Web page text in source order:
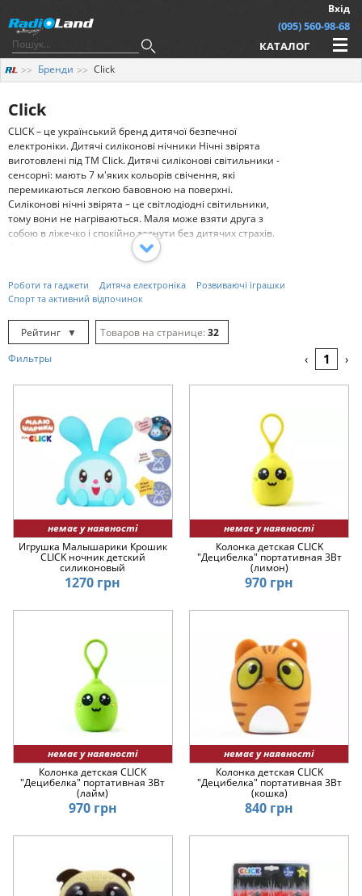
Вхід
(095) 560-98-68
КАТАЛОГ
Бренди Click
Click
CLICK – це український бренд дитячої безпечної
електроніки. Дитячі силіконові нічники Нічні звірята
виготовлені під ТМ Click. Дитячі силіконові світильники -
сенсорні: мають 7 м'яких кольорів свічення, які
перемикаються легкою бавовною на поверхні.
Силіконові нічні звірята – це світлодіодні світильники,
тому вони не нагріваються. Маля може взяти друга з
собою в ліжечко і спокійно заснути без дитячих страхів.
Дитячий нічник - бездротовий, із вбудованим
акумулятором. Заряду вистачить на 20 годин, тобто десь
м'якого силікону без шкідливих речовин, тому ніжний на
дотик м'який силіконовий нічничок можна тиснути,
розтягувати та кусати тим, у кого ріжуться перші зубки!
Насадку, що забруднилася, можна легко зняти зі
машинці.
Роботи та гаджети Дитяча електроніка
Розвиваючі іграшки
Спорт та активний відпочинок
Рейтинг
▼
Рейтинг
Ціна ▲
32
Фильтры ‹ 1 ›
немає у наявності
Игрушка Малышарики Крошик
CLICK ночник детский
силиконовый
1270 грн
немає у наявності
Колонка детская CLICK
"Децибелка" портативная 3Вт
(лимон)
970 грн
немає у наявності
Колонка детская CLICK
"Децибелка" портативная 3Вт
(лайм)
970 грн
немає у наявності
Колонка детская CLICK
"Децибелка" портативная 3Вт
(кошка)
840 грн